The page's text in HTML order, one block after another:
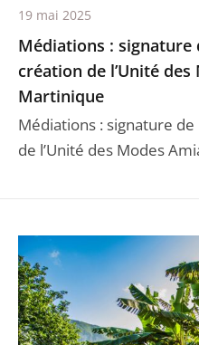
Médiations : signature
création de l’Unité
Martinique
Médiations : signature
de l’Unité des Modes
19 mai 2025